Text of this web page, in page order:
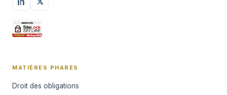
MATIÈRES PHARES
Droit des obligations